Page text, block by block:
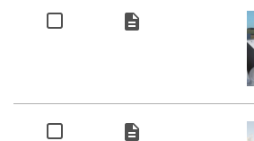
description
description